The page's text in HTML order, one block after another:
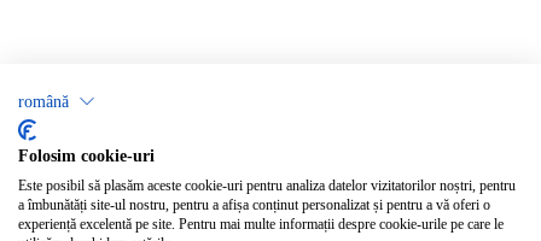
română
Folosim cookie-uri
Este posibil să plasăm aceste cookie-uri pentru analiza datelor vizitatorilor noștri, pentru
a îmbunătăți site-ul nostru, pentru a afișa conținut personalizat și pentru a vă oferi o
experiență excelentă pe site. Pentru mai multe informații despre cookie-urile pe care le